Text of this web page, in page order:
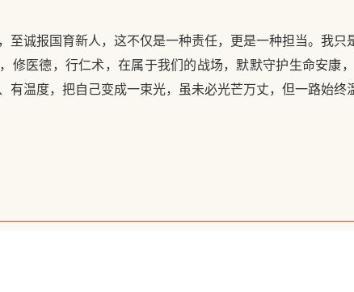
至诚报国育新人，这不仅是一种责任，更是一种担当。我
修医德，行仁术，在属于我们的战场，默默守护生命安康
有温度，把自己变成一束光，虽未必光芒万丈，但一路始终